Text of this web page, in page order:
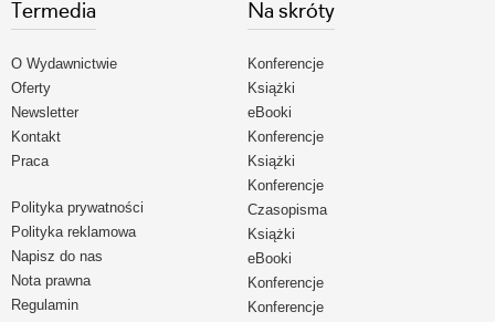
Termedia
O Wydawnictwie
Oferty
Newsletter
Kontakt
Praca
Polityka prywatności
Polityka reklamowa
Napisz do nas
Nota prawna
Regulamin
Na skróty
Konferencje
Książki
eBooki
Konferencje
Książki
Konferencje
Czasopisma
Książki
eBooki
Konferencje
Konferencje